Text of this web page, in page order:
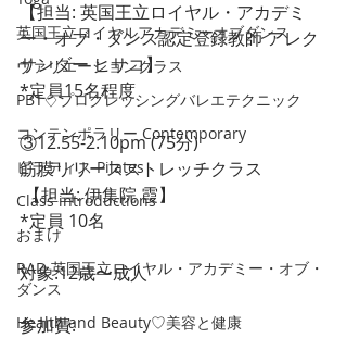
英国王立ロイヤルアカデミーオブダンス
ヴァリエーションクラス
PBT♢プログレッシングバレエテクニック
コンテンポラリー Contemporary
ピラティス Pilates
Class introductions
おまけ
RAD 英国王立ロイヤル・アカデミー・オブ・
ダンス
Health and Beauty♡美容と健康
【担当: 英国王立ロイヤル・アカデミ
ー・オブ・ダンス認定登録教師 アレク
サンダー ヒサコ】
*定員15名程度
③12.55-2.10pm (75分)
筋膜リリースストレッチクラス
【担当: 伊集院 霞】
*定員 10名
対象:12歳〜成人
参加費: